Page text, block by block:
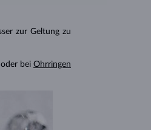
zur Geltung zu
bei Ohrringen